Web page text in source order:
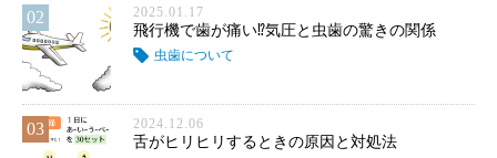
02 2025.01.17
飛行機で歯が痛い⁉気圧と虫歯の驚きの関係
虫歯について
03 2024.12.06
舌がヒリヒリするときの原因と対処法